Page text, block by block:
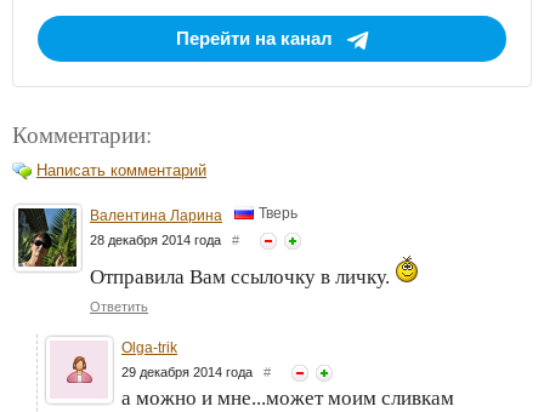
Перейти на канал
Комментарии:
Написать комментарий
Валентина Ларина Тверь
28 декабря 2014 года #
Отправила Вам ссылочку в личку.
Ответить
Olga-trik
29 декабря 2014 года #
а можно и мне...может моим сливкам